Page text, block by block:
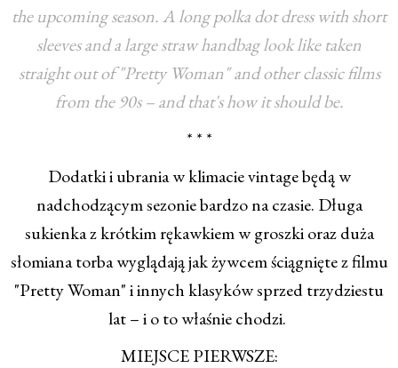
the upcoming season. A long polka dot dress with short
sleeves and a large straw handbag look like taken
straight out of "Pretty Woman" and other classic films
from the 90s – and that's how it should be.
* * *
Dodatki i ubrania w klimacie vintage będą w
nadchodzącym sezonie bardzo na czasie. Długa
sukienka z krótkim rękawkiem w groszki oraz duża
słomiana torba wyglądają jak żywcem ściągnięte z filmu
"Pretty Woman" i innych klasyków sprzed trzydziestu
lat – i o to właśnie chodzi.
MIEJSCE PIERWSZE: